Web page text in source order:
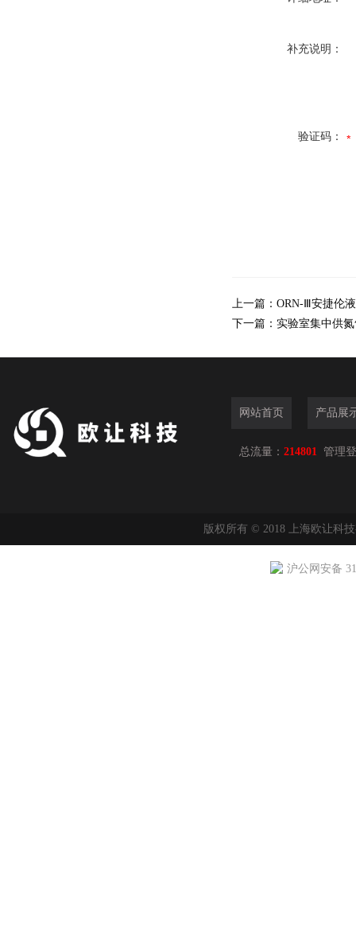
补充说明：
验证码：
上一篇： ORN-Ⅲ安捷伦
下一篇： 实验室集中供
网站首页 产品展
总流量： 214801 管理
版权所有 © 2018 上海欧让科
沪公网安备